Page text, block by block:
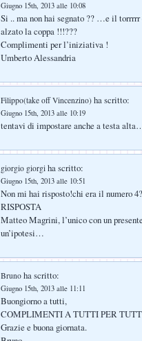
Giugno 15th, 2013 alle 10:08
Si .. ma non hai segnato ?? …e il
alzato la coppa !!!???
Complimenti per l’iniziativa !
Umberto Alessandria
Filippo(take off Vincenzino) ha scritto:
Giugno 15th, 2013 alle 10:19
tentavi di impostare anche a testa
giorgio giorgi ha scritto:
Giugno 15th, 2013 alle 10:51
Non mi hai risposto!chi era il numero
RISPOSTA
Matteo Magrini, l’unico con un
un’ipotesi…
Bruno ha scritto:
Giugno 15th, 2013 alle 11:11
Buongiorno a tutti,
COMPLIMENTI A TUTTI PER
Grazie e buona giornata.